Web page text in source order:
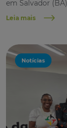
em Salvador
Leia mais
Notícias